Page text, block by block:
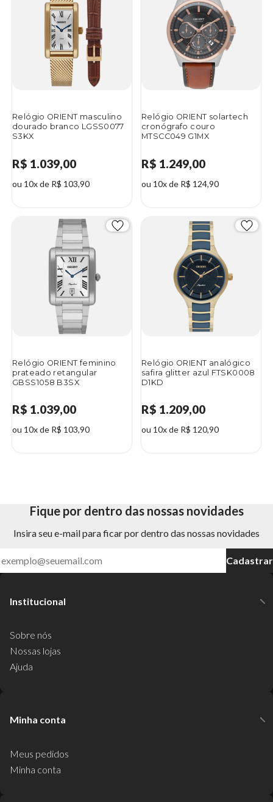
Relógio ORIENT masculino
dourado branco LGSS0077
S3KX
R$ 1.039,00
ou 10x de R$ 103,90
Relógio ORIENT solartech
cronógrafo couro
MTSCC049 G1MX
R$ 1.249,00
ou 10x de R$ 124,90
Relógio ORIENT feminino
prateado retangular
GBSS1058 B3SX
R$ 1.039,00
ou 10x de R$ 103,90
Relógio ORIENT analógico
safira glitter azul FTSK0008
D1KD
R$ 1.209,00
ou 10x de R$ 120,90
Fique por dentro das nossas novidades
Insira seu e-mail para ficar por dentro das nossas novidades
Cadastrar
Institucional
Sobre nós
Nossas lojas
Ajuda
Minha conta
Meus pedidos
Minha conta